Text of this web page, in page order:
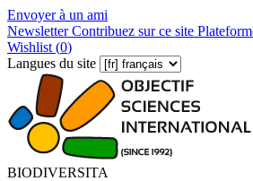
Envoyer à un ami
NewsletterContribuez sur ce site
Wishlist (0)
Langues du site
BIODIVERSITA